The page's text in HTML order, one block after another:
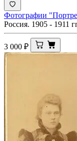
Фотографии
Россия. 1905 - 1911
3 000 ₽